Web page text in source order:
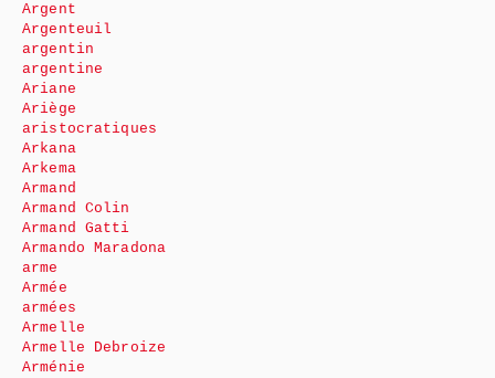
Argent
Argenteuil
argentin
argentine
Ariane
Ariège
aristocratiques
Arkana
Arkema
Armand
Armand Colin
Armand Gatti
Armando Maradona
arme
Armée
armées
Armelle
Armelle Debroize
Arménie